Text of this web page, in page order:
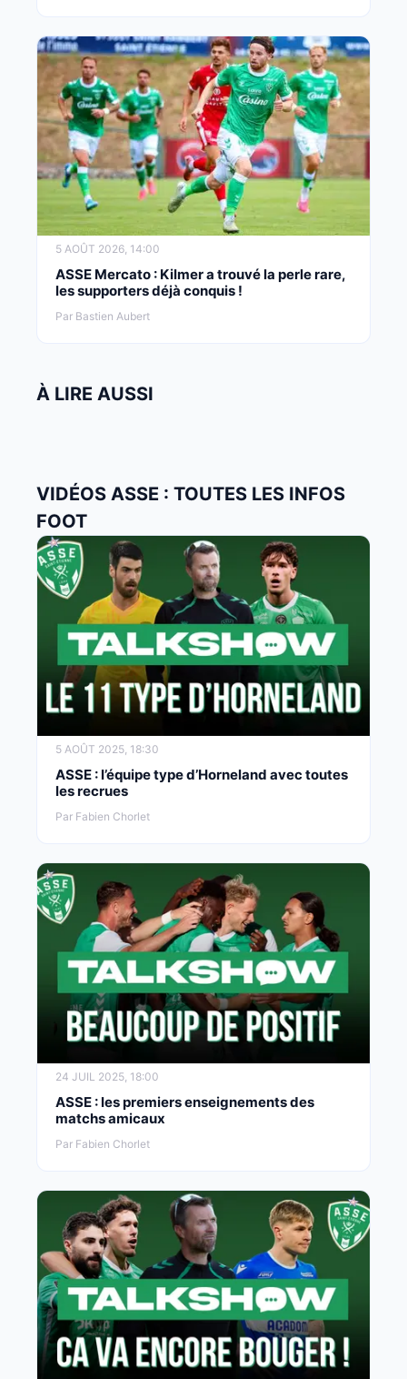
5 AOÛT 2026, 14:00
ASSE Mercato : Kilmer a trouvé la perle rare,
les supporters déjà conquis !
Par Bastien Aubert
À LIRE AUSSI
VIDÉOS ASSE : TOUTES LES INFOS
FOOT
5 AOÛT 2025, 18:30
ASSE : l’équipe type d’Horneland avec toutes
les recrues
Par Fabien Chorlet
24 JUIL 2025, 18:00
ASSE : les premiers enseignements des
matchs amicaux
Par Fabien Chorlet